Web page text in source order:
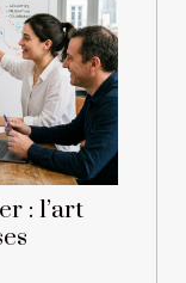
: l’art